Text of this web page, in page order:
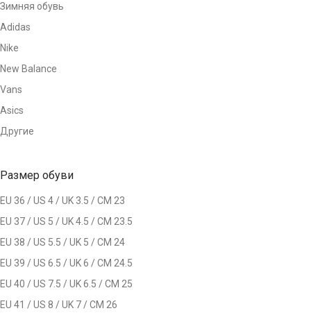
Зимняя обувь
Adidas
Nike
New Balance
Vans
Asics
Другие
Размер обуви
EU 36 / US 4 / UK 3.5 / СМ 23
EU 37 / US 5 / UK 4.5 / СМ 23.5
EU 38 / US 5.5 / UK 5 / СМ 24
EU 39 / US 6.5 / UK 6 / СМ 24.5
EU 40 / US 7.5 / UK 6.5 / СМ 25
EU 41 / US 8 / UK 7 / СМ 26